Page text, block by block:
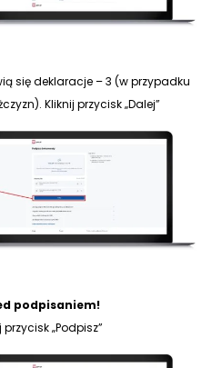
się deklaracje – 3 (w przypadku
Kliknij przycisk „Dalej”
podpisaniem!
„Podpisz”